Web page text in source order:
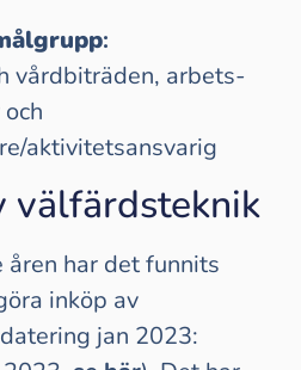
:
vårdbiträden, arbets-
aktivitetsansvarig
välfärdsteknik
åren har det funnits
inköp av
jan 2023: